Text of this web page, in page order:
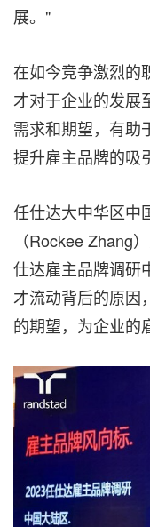
展。"
在如今竞争激烈的
才对于企业的发展
需求和期望，有助
提升雇主品牌的吸
任仕达大中华区中
（Rockee Zhang
仕达雇主品牌调研
才流动背后的原因
的期望，为企业的